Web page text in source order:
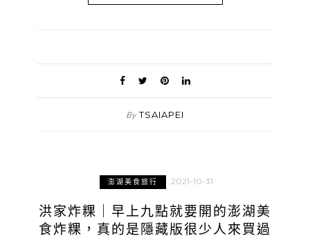
By TSAIAPEI
澎湖美食旅行 2021-10-31
洪家炸粿｜早上九點就要開的澎湖美
食炸粿，真的是隱藏版很少人來買過